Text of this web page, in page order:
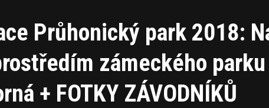
Průhonický park 2018:
zámeckého parku
+ FOTKY ZÁVODNÍKŮ